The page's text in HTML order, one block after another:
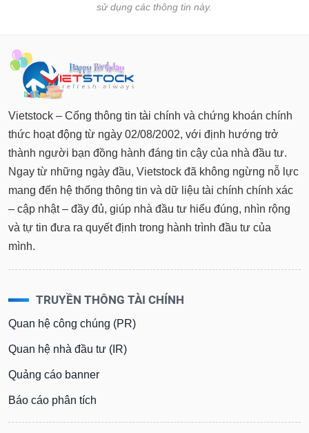
sử dụng các thông tin này.
Vietstock – Cổng thông tin tài chính và chứng khoán chính
thức hoạt động từ ngày 02/08/2002, với định hướng trở
thành người bạn đồng hành đáng tin cậy của nhà đầu tư.
Ngay từ những ngày đầu, Vietstock đã không ngừng nỗ lực
mang đến hệ thống thông tin và dữ liệu tài chính chính xác
– cập nhật – đầy đủ, giúp nhà đầu tư hiểu đúng, nhìn rộng
và tự tin đưa ra quyết định trong hành trình đầu tư của
mình.
TRUYỀN THÔNG TÀI CHÍNH
Quan hệ công chúng (PR)
Quan hệ nhà đầu tư (IR)
Quảng cáo banner
Báo cáo phân tích